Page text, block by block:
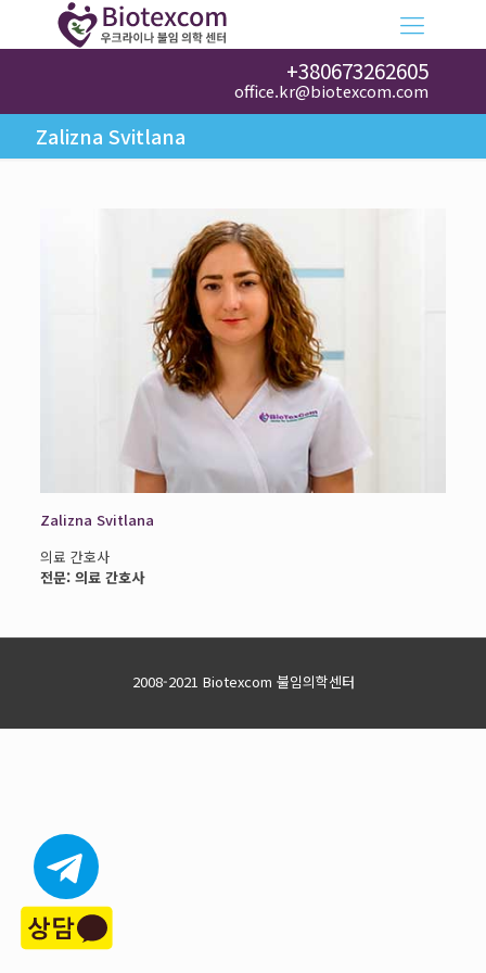
+380673262605
office.kr@biotexcom.com
Zalizna Svitlana
Zalizna Svitlana
의료 간호사
전문: 의료 간호사
2008-2021 Biotexcom 불임의학센터